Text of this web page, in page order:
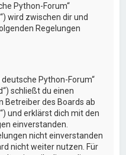
Python-Forum“
wird zwischen dir und
Regelungen
Python-Forum“
schließt du einen
Betreiber des Boards ab
und erklärst dich mit den
einverstanden.
nicht einverstanden
nicht weiter nutzen. Für